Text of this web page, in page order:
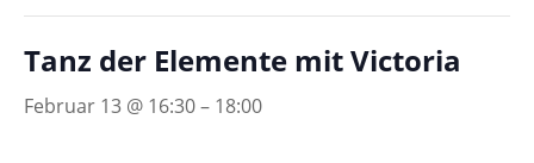
Tanz der Elemente mit Victoria
Februar 13 @ 16:30– 18:00